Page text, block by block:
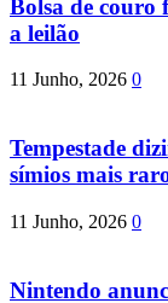
Bolsa de couro
a leilão
11 Junho, 2026 0
Tempestade
símios mais
11 Junho, 2026 0
Nintendo